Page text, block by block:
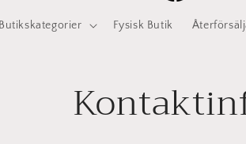
Butikskategorier Fysisk Butik